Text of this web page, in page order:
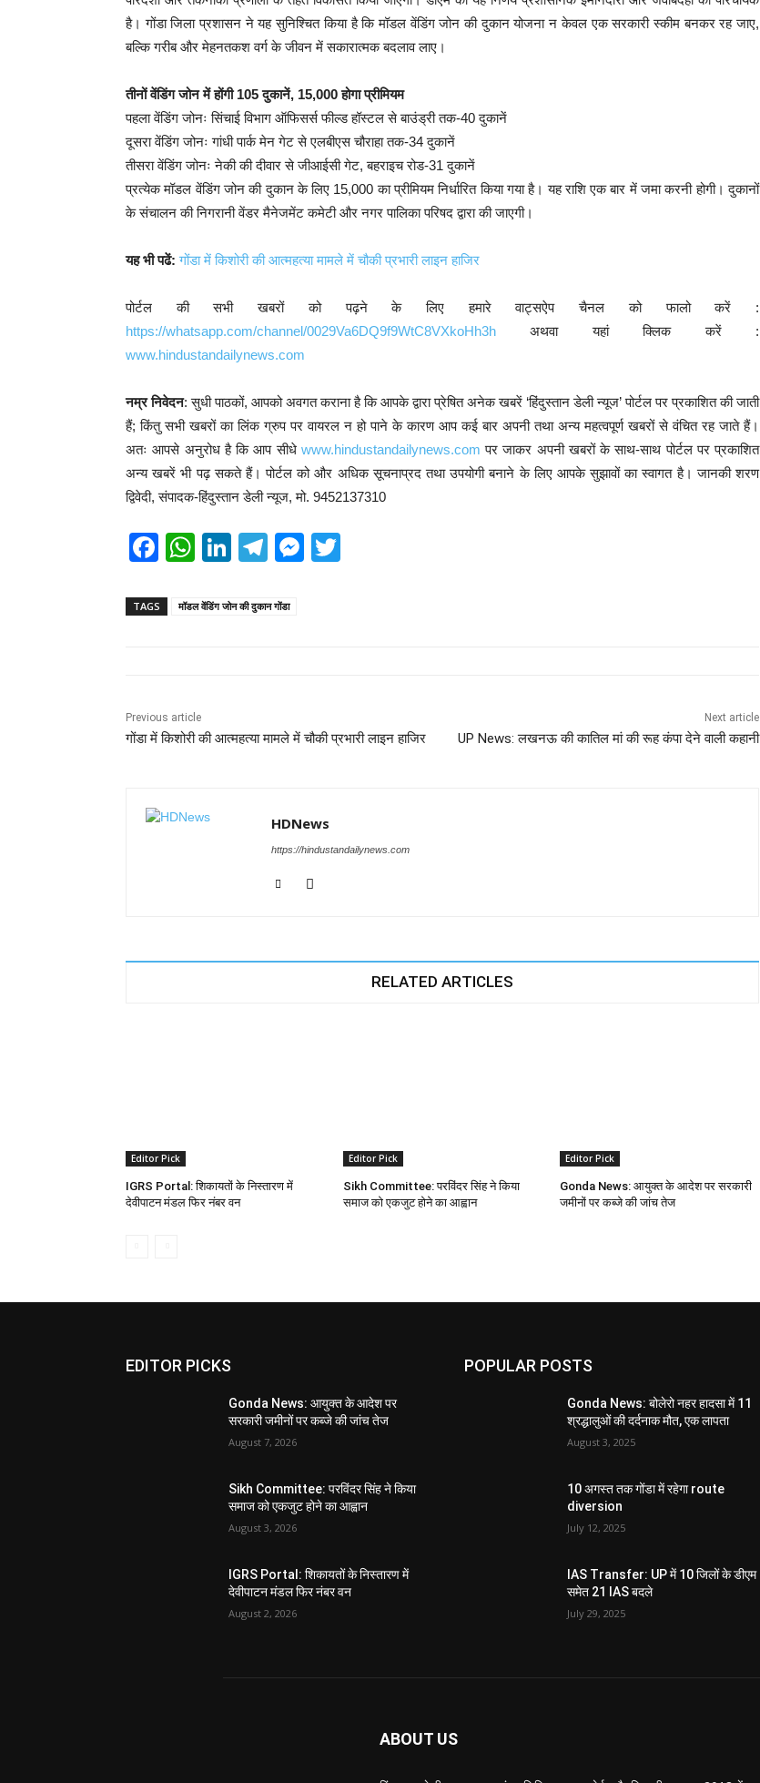
है। गोंडा जिला प्रशासन ने यह सुनिश्चित किया है कि मॉडल वेंडिंग जोन की दुकान योजना न केवल एक सरकारी स्कीम बनकर रह जाए,
बल्कि गरीब और मेहनतकश वर्ग के जीवन में सकारात्मक बदलाव लाए।
तीनों वेंडिंग जोन में होंगी 105 दुकानें, 15,000 होगा प्रीमियम
पहला वेंडिंग जोनः सिंचाई विभाग ऑफिसर्स फील्ड हॉस्टल से बाउंड्री तक-40 दुकानें
दूसरा वेंडिंग जोनः गांधी पार्क मेन गेट से एलबीएस चौराहा तक-34 दुकानें
तीसरा वेंडिंग जोनः नेकी की दीवार से जीआईसी गेट, बहराइच रोड-31 दुकानें
प्रत्येक मॉडल वेंडिंग जोन की दुकान के लिए 15,000 का प्रीमियम निर्धारित किया गया है। यह राशि एक बार में जमा करनी होगी। दुकानों
के संचालन की निगरानी वेंडर मैनेजमेंट कमेटी और नगर पालिका परिषद द्वारा की जाएगी।
यह भी पढें: गोंडा में किशोरी की आत्महत्या मामले में चौकी प्रभारी लाइन हाजिर
पोर्टल की सभी खबरों को पढ़ने के लिए हमारे वाट्सऐप चैनल को फालो करें :
https://whatsapp.com/channel/0029Va6DQ9f9WtC8VXkoHh3h अथवा यहां क्लिक करें :
www.hindustandailynews.com
नम्र निवेदन: सुधी पाठकों, आपको अवगत कराना है कि आपके द्वारा प्रेषित अनेक खबरें ‘हिंदुस्तान डेली न्यूज’ पोर्टल पर प्रकाशित की जाती
हैं; किंतु सभी खबरों का लिंक ग्रुप पर वायरल न हो पाने के कारण आप कई बार अपनी तथा अन्य महत्वपूर्ण खबरों से वंचित रह जाते हैं।
अतः आपसे अनुरोध है कि आप सीधे www.hindustandailynews.com पर जाकर अपनी खबरों के साथ-साथ पोर्टल पर प्रकाशित
अन्य खबरें भी पढ़ सकते हैं। पोर्टल को और अधिक सूचनाप्रद तथा उपयोगी बनाने के लिए आपके सुझावों का स्वागत है। जानकी शरण
द्विवेदी, संपादक-हिंदुस्तान डेली न्यूज, मो. 9452137310
F
c
o
k
W
at
p
Li
k
T
e
M
er
TAGS मॉडल वेंडिंग जोन की दुकान गोंडा
Previous article
गोंडा में किशोरी की आत्महत्या मामले में चौकी प्रभारी लाइन हाजिर
Next article
UP News: लखनऊ की कातिल मां की रूह कंपा देने वाली कहानी
HDNews
https://hindustandailynews.com
RELATED ARTICLES
Editor Pick
IGRS Portal: शिकायतों के निस्तारण में
देवीपाटन मंडल फिर नंबर वन
Editor Pick
Sikh Committee: परविंदर सिंह ने किया
समाज को एकजुट होने का आह्वान
Editor Pick
Gonda News: आयुक्त के आदेश पर सरकारी
जमीनों पर कब्जे की जांच तेज
EDITOR PICKS
Gonda News: आयुक्त के आदेश पर
सरकारी जमीनों पर कब्जे की जांच तेज
August 7, 2026
Sikh Committee: परविंदर सिंह ने किया
समाज को एकजुट होने का आह्वान
August 3, 2026
IGRS Portal: शिकायतों के निस्तारण में
देवीपाटन मंडल फिर नंबर वन
August 2, 2026
POPULAR POSTS
Gonda News: बोलेरो नहर हादसा में 11
श्रद्धालुओं की दर्दनाक मौत, एक लापता
August 3, 2025
10 अगस्त तक गोंडा में रहेगा route
diversion
July 12, 2025
IAS Transfer: UP में 10 जिलों के डीएम
समेत 21 IAS बदले
July 29, 2025
ABOUT US